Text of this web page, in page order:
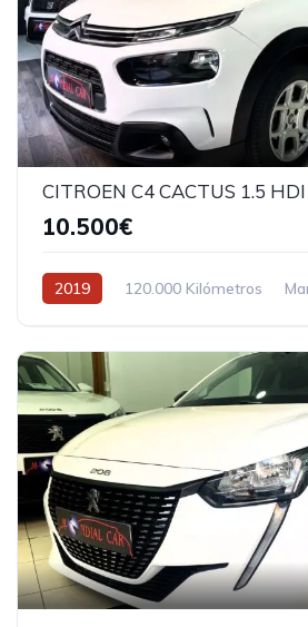
CITROEN C4 CACTUS 1.5 HDI
10.500€
2019 120.000 Kilómetros